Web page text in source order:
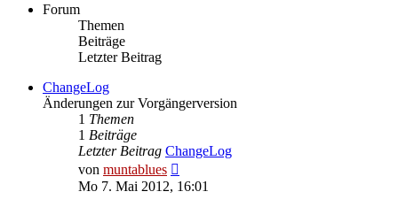
Forum
Themen
Beiträge
Letzter Beitrag
ChangeLog
Änderungen zur Vorgängerversion
1 Themen
1 Beiträge
Letzter Beitrag ChangeLog
von muntablues
Beitrag
Mo 7. Mai 2012, 16:01